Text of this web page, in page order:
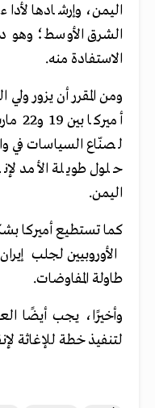
اليمن، وإرشادها
الشرق الأوسط؛ وهو
الاستفادة منه.
ومن المقرر أن يزور
لصنّاع السياسات
حلول طويلة الأمد
اليمن.
كما تستطيع أميركا
الأوروبيين لجلب
طاولة المفاوضات.
وأخيرًا، يجب أيضًا
لتنفيذ خطة للإغاثة